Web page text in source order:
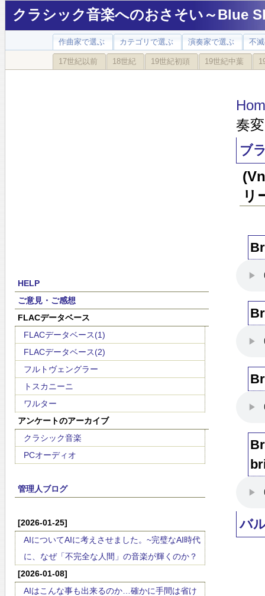
クラシック音楽へのおさそい～Blue
作曲家で選ぶ カテゴリで選ぶ 演奏家で選ぶ 不
17世紀以前 18世紀 19世紀初頭 19世紀中葉
HELP
ご意見・ご感想
FLACデータベース
FLACデータベース(1)
FLACデータベース(2)
フルトヴェングラー
トスカニーニ
ワルター
アンケートのアーカイブ
クラシック音楽
PCオーディオ
管理人ブログ
[2026-01-25]
AIについてAIに考えさせました。~完璧なAI時代
に、なぜ「不完全な人間」の音楽が輝くのか？
[2026-01-08]
AIはこんな事も出来るのか…確かに手間は省け
奏
ブ
リ
バ